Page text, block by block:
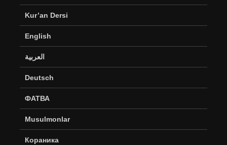
Kur’an Dersi
English
العربية
Deutsch
ФАТВА
Musulmonlar
Кораника